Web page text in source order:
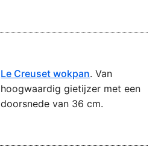
Le Creuset wokpan. Van
hoogwaardig gietijzer met een
doorsnede van 36 cm.